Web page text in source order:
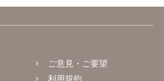
ご意見・ご要望
利用規約